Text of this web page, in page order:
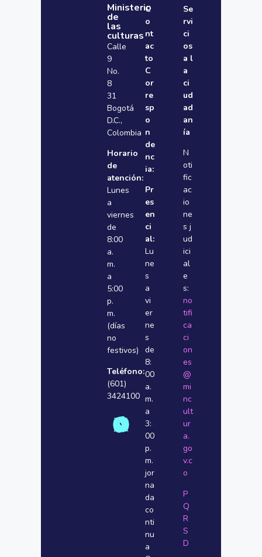
Ministerio
de
las
culturas
Calle
9
No.
8
31
Bogotá
D.C.,
Colombia
Horario
de
atención:
Lunes
a
viernes
de
8:00
a.
m.
a
5:00
p.
m.
(días
no
festivos)
Teléfono:
(601)
3424100
C
o
nt
ac
to
C
or
re
sp
o
n
de
nc
ia:
Pr
es
en
ci
al:
Lu
ne
s
a
vi
er
ne
s
de
8:
00
a.
m.
a
3:
00
p.
m.
jor
na
da
co
nti
nu
a
Se
rvi
ci
os
a l
a
ci
ud
ad
an
ía
N
oti
fic
ac
io
ne
s j
ud
ici
al
e
s:
no
tifi
ca
ci
on
es
@
mi
nc
ult
ur
a.
go
v.c
o
P
Q
R
S
D